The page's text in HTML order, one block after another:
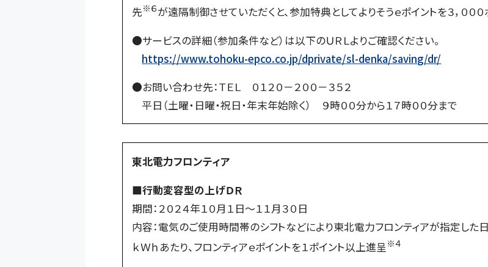
先※６が遠隔制御させていただくと、参加特典としてよりそうｅポイントを３，０００
●サービスの詳細（参加条件など）は以下のＵＲＬよりご確認ください。
https://www.tohoku-epco.co.jp/dprivate/sl-denka/saving/dr/
●お問い合わせ先：ＴＥＬ ０１２０－２００－３５２
平日（土曜・日曜・祝日・年末年始除く） ９時００分から１７時００分まで
東北電力フロンティア
■行動変容型の上げＤＲ
期間：２０２４年１０月１日～１１月３０日
内容：電気のご使用時間帯のシフトなどにより東北電力フロンティアが指定した
ｋＷｈあたり、フロンティアｅポイントを１ポイント以上進呈 ※４